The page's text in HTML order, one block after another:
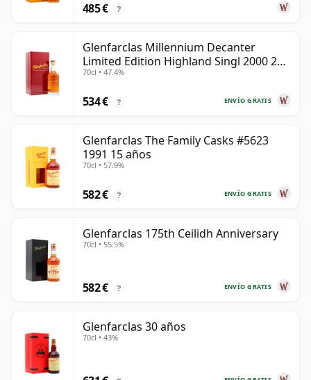
485 € ?
Glenfarclas Millennium Decanter
Limited Edition Highland Singl 2000 24
años
70cl • 47.4%
ENVÍO GRATIS
534 € ?
Glenfarclas The Family Casks #5623
1991 15 años
70cl • 57.9%
ENVÍO GRATIS
582 € ?
Glenfarclas 175th Ceilidh Anniversary
70cl • 55.5%
ENVÍO GRATIS
582 € ?
Glenfarclas 30 años
70cl • 43%